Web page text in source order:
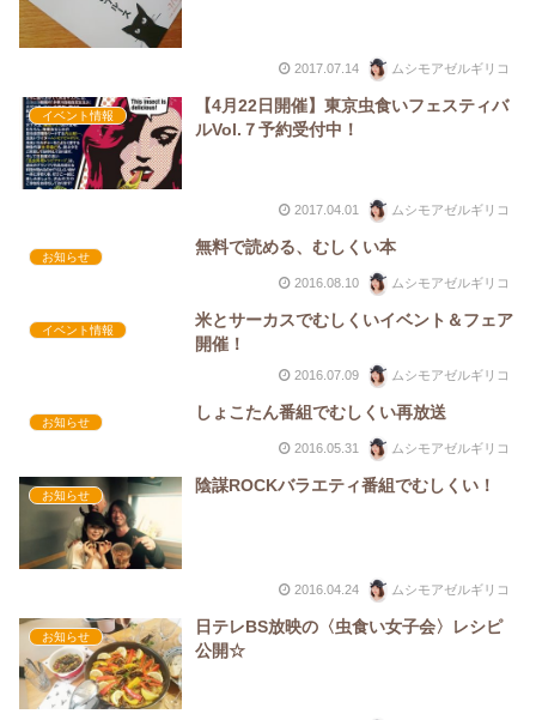
2017.07.14 ムシモアゼルギリコ
イベント情報
【4月22日開催】東京虫食いフェスティバ
ルVol.７予約受付中！
2017.04.01 ムシモアゼルギリコ
お知らせ
無料で読める、むしくい本
2016.08.10 ムシモアゼルギリコ
イベント情報
米とサーカスでむしくいイベント＆フェア
開催！
2016.07.09 ムシモアゼルギリコ
お知らせ
しょこたん番組でむしくい再放送
2016.05.31 ムシモアゼルギリコ
お知らせ
陰謀ROCKバラエティ番組でむしくい！
2016.04.24 ムシモアゼルギリコ
お知らせ
日テレBS放映の〈虫食い女子会〉レシピ
公開☆